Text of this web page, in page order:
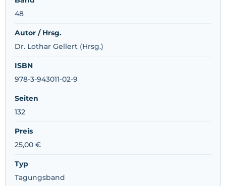
48
Autor / Hrsg.
Dr. Lothar Gellert (Hrsg.)
ISBN
978-3-943011-02-9
Seiten
132
Preis
25,00 €
Typ
Tagungsband